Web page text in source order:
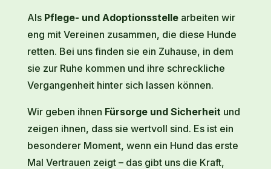
Als Pflege- und Adoptionsstellearbeiten wir
eng mit Vereinen zusammen, die diese Hunde
retten. Bei uns finden sie ein Zuhause, in dem
sie zur Ruhe kommen und ihre schreckliche
Vergangenheit hinter sich lassen können.
Wir geben ihnen Fürsorge und Sicherheit und
zeigen ihnen, dass sie wertvoll sind. Es ist ein
besonderer Moment, wenn ein Hund das erste
Mal Vertrauen zeigt – das gibt uns die Kraft,